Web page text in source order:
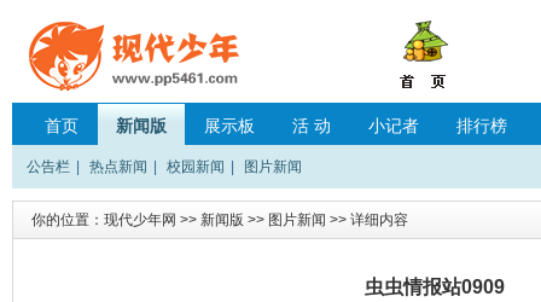
首页 新闻版 展示板 活 动 小记者 排行榜
公告栏 热点新闻 校园新闻 图片新闻
你的位置： 现代少年网 >> 新闻版 >> 图片新闻 >> 详细内容
虫虫情报站0909